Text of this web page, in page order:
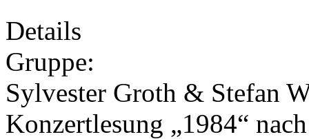
Details
Gruppe:
Sylvester Groth & Stefan
Konzertlesung „1984“